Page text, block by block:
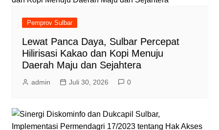
Pemprov Sulbar
Lewat Panca Daya, Sulbar Percepat
Hilirisasi Kakao dan Kopi Menuju
Daerah Maju dan Sejahtera
admin Juli 30, 2026 0